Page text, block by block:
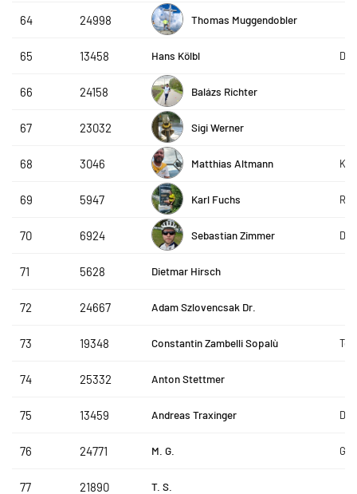
64 24998 Thomas Muggendobler
65 13458 Hans Kölbl
66 24158 Balázs Richter
67 23032 Sigi Werner
68 3046 Matthias Altmann
69 5947 Karl Fuchs
70 6924 Sebastian Zimmer
71 5628 Dietmar Hirsch
72 24667 Adam Szlovencsak Dr.
73 19348 Constantin Zambelli Sopalù
74 25332 Anton Stettmer
75 13459 Andreas Traxinger
76 24771 M. G.
77 21890 T. S.